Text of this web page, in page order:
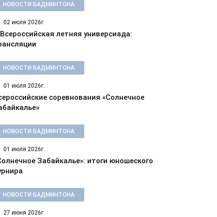
НОВОСТИ БАДМИНТОНА
02 июля 2026г.
летняя универсиада:
НОВОСТИ БАДМИНТОНА
01 июля 2026г.
соревнования «Солнечное
НОВОСТИ БАДМИНТОНА
01 июля 2026г.
Забайкалье»: итоги юношеского
НОВОСТИ БАДМИНТОНА
27 июня 2026г.